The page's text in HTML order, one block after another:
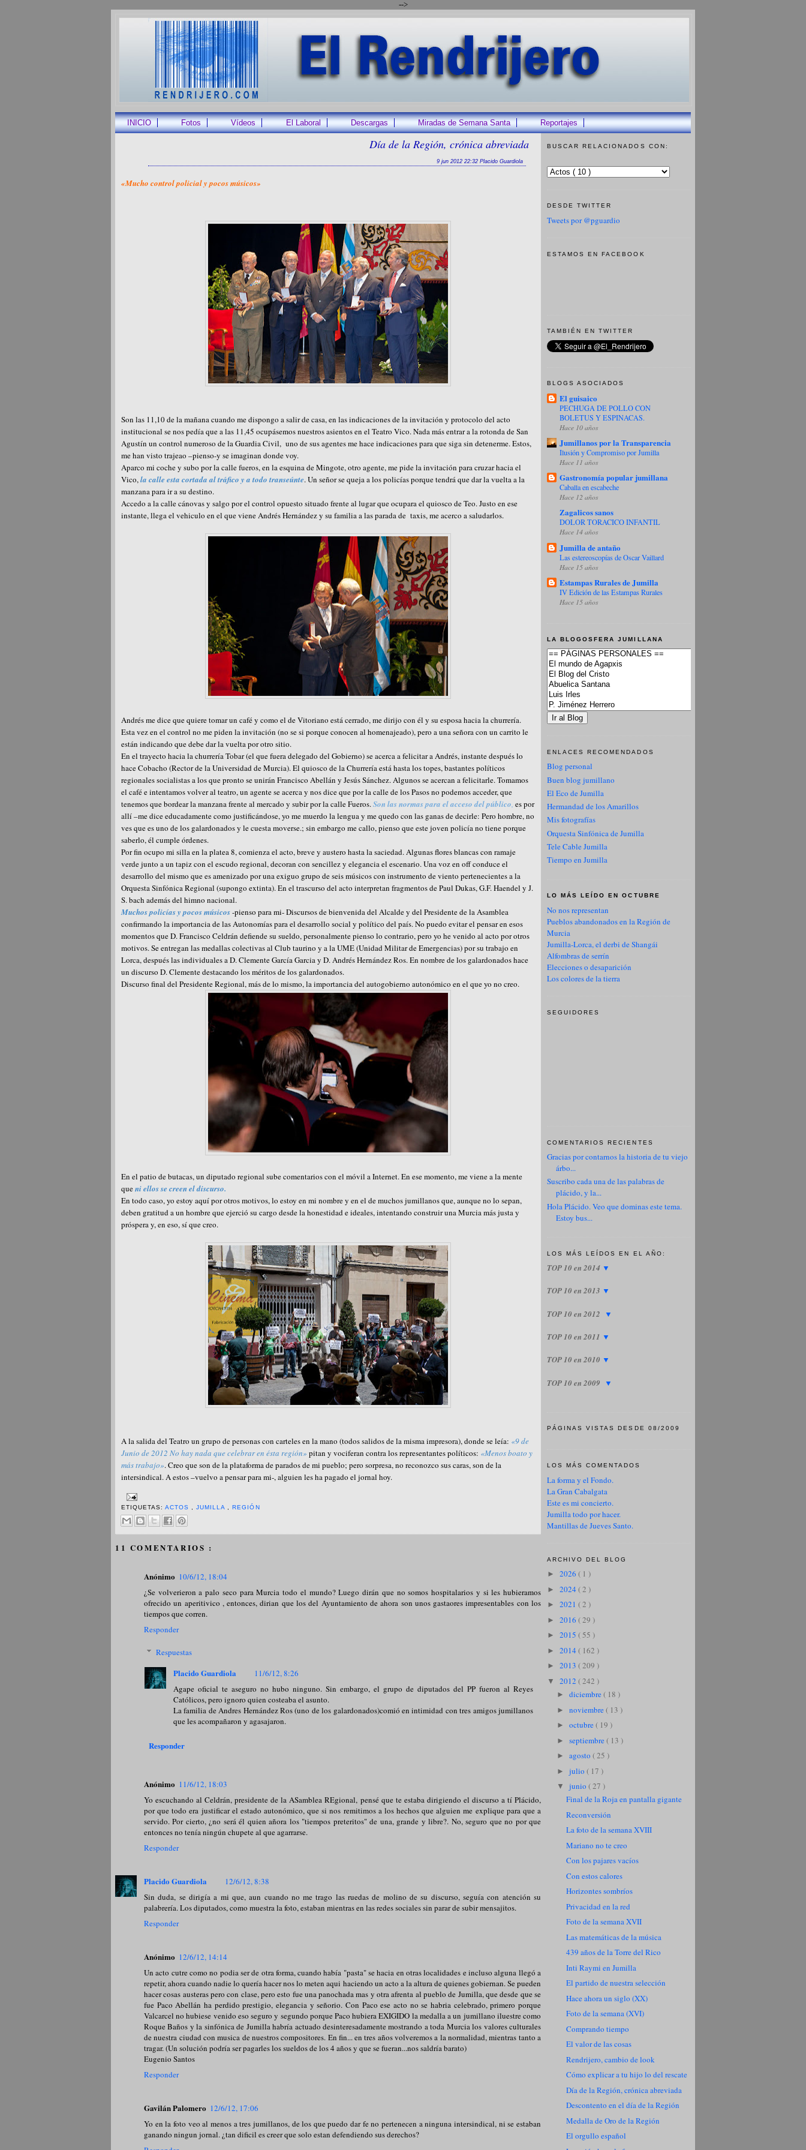
-->
INICIO Fotos Vídeos El Laboral Descargas Miradas de Semana Santa Reportajes
Día de la Región, crónica abreviada
9 jun 2012 22:32 Placido Guardiola
«Mucho control policial y pocos músicos»
Son las 11,10 de la mañana cuando me dispongo a salir de casa, en las indicaciones de la invitación y protocolo del acto
institucional se nos pedía que a las 11,45 ocupásemos nuestros asientos en el Teatro Vico. Nada más entrar a la rotonda de San
Agustín un control numeroso de la Guardia Civil, uno de sus agentes me hace indicaciones para que siga sin detenerme. Estos,
me han visto trajeao –pienso-y se imaginan donde voy.
Aparco mi coche y subo por la calle fueros, en la esquina de Mingote, otro agente, me pide la invitación para cruzar hacia el
Vico, la calle esta cortada al tráfico y a todo transeúnte. Un señor se queja a los policías porque tendrá que dar la vuelta a la
manzana para ir a su destino.
Accedo a la calle cánovas y salgo por el control opuesto situado frente al lugar que ocupara el quiosco de Teo. Justo en ese
instante, llega el vehiculo en el que viene Andrés Hernández y su familia a las parada de taxis, me acerco a saludarlos.
Andrés me dice que quiere tomar un café y como el de Vitoriano está cerrado, me dirijo con él y su esposa hacia la churrería.
Esta vez en el control no me piden la invitación (no se si porque conocen al homenajeado), pero a una señora con un carrito le
están indicando que debe dar la vuelta por otro sitio.
En el trayecto hacia la churrería Tobar (el que fuera delegado del Gobierno) se acerca a felicitar a Andrés, instante después lo
hace Cobacho (Rector de la Universidad de Murcia). El quiosco de la Churrería está hasta los topes, bastantes políticos
regionales socialistas a los que pronto se unirán Francisco Abellán y Jesús Sánchez. Algunos se acercan a felicitarle. Tomamos
el café e intentamos volver al teatro, un agente se acerca y nos dice que por la calle de los Pasos no podemos acceder, que
tenemos que bordear la manzana frente al mercado y subir por la calle Fueros. Son las normas para el acceso del público es por
allí –me dice educadamente como justificándose, yo me muerdo la lengua y me quedo con las ganas de decirle: Pero hombre, no
ves que es uno de los galardonados y le cuesta moverse.; sin embargo me callo, pienso que este joven policía no tiene porque
saberlo, él cumple órdenes.
Por fin ocupo mi silla en la platea 8, comienza el acto, breve y austero hasta la saciedad. Algunas flores blancas con ramaje
verde junto a un tapiz con el escudo regional, decoran con sencillez y elegancia el escenario. Una voz en off conduce el
desarrollo del mismo que es amenizado por una exiguo grupo de seis músicos con instrumento de viento pertenecientes a la
Orquesta Sinfónica Regional (supongo extinta). En el trascurso del acto interpretan fragmentos de Paul Dukas, G.F. Haendel y J.
S. bach además del himno nacional.
Muchos policías y pocos músicos-pienso para mi- Discursos de bienvenida del Alcalde y del Presidente de la Asamblea
confirmando la importancia de las Autonomías para el desarrollo social y político del país. No puedo evitar el pensar en esos
momentos que D. Francisco Celdrán defiende su sueldo, personalmente pienso lo contrario, pero yo he venido al acto por otros
motivos. Se entregan las medallas colectivas al Club taurino y a la UME (Unidad Militar de Emergencias) por su trabajo en
Lorca, después las individuales a D. Clemente García Garcia y D. Andrés Hernández Ros. En nombre de los galardonados hace
un discurso D. Clemente destacando los méritos de los galardonados.
Discurso final del Presidente Regional, más de lo mismo, la importancia del autogobierno autonómico en el que yo no creo.
En el patio de butacas, un diputado regional sube comentarios con el móvil a Internet. En ese momento, me viene a la mente
queni ellos se creen el discurso.
En todo caso, yo estoy aquí por otros motivos, lo estoy en mi nombre y en el de muchos jumillanos que, aunque no lo sepan,
deben gratitud a un hombre que ejerció su cargo desde la honestidad e ideales, intentando construir una Murcia más justa y
próspera y, en eso, sí que creo.
A la salida del Teatro un grupo de personas con carteles en la mano (todos salidos de la misma impresora), donde se leía: «9 de
Junio de 2012 No hay nada que celebrar en ésta región» pitan y vociferan contra los representantes políticos: «Menos boato y
más trabajo». Creo que son de la plataforma de parados de mi pueblo; pero sorpresa, no reconozco sus caras, son de la
intersindical. A estos –vuelvo a pensar para mi-, alguien les ha pagado el jornal hoy.
ETIQUETAS:ACTOS ,JUMILLA ,REGIÓN
11 COMENTARIOS :
Anónimo 10/6/12, 18:04
¿Se volverieron a palo seco para Murcia todo el mundo? Luego dirán que no somos hospitalarios y si les hubieramos
ofrecido un aperitivico , entonces, dirian que los del Ayuntamiento de ahora son unos gastaores impresentables con los
tiempos que corren.
Responder
Respuestas
Placido Guardiola
11/6/12, 8:26
Agape oficial te aseguro no hubo ninguno. Sin embargo, el grupo de diputados del PP fueron al Reyes
Católicos, pero ignoro quien costeaba el asunto.
La familia de Andres Hernández Ros (uno de los galardonados)comió en intimidad con tres amigos jumillanos
que les acompañaron y agasajaron.
Responder
Anónimo 11/6/12, 18:03
Yo escuchando al Celdrán, presidente de la ASamblea REgional, pensé que te estaba dirigiendo el discurso a tí Plácido,
por que todo era justificar el estado autonómico, que si nos remitimos a los hechos que alguien me explique para que a
servido. Por cierto, ¿no será él quien añora los "tiempos preteritos" de una, grande y libre?. No, seguro que no por que
entonces no tenía ningún chupete al que agarrarse.
Responder
Placido Guardiola
12/6/12, 8:38
Sin duda, se dirigía a mi que, aun cuando no me trago las ruedas de molino de su discurso, seguía con atención su
palabrería. Los diputados, como muestra la foto, estaban mientras en las redes sociales sin parar de subir mensajitos.
Responder
Anónimo 12/6/12, 14:14
Un acto cutre como no podia ser de otra forma, cuando había "pasta" se hacia en otras localidades e incluso alguna llegó a
repetir, ahora cuando nadie lo quería hacer nos lo meten aqui haciendo un acto a la altura de quienes gobiernan. Se pueden
hacer cosas austeras pero con clase, pero esto fue una panochada mas y otra afrenta al pueblo de Jumilla, que desde que se
fue Paco Abellán ha perdido prestigio, elegancia y señorio. Con Paco ese acto no se habria celebrado, primero porque
Valcarcel no hubiese venido eso seguro y segundo porque Paco hubiera EXIGIDO la medalla a un jumillano iluestre como
Roque Baños y la sinfónica de Jumilla habría actuado desinteresadamente mostrando a toda Murcia los valores culturales
de nuestra ciudad con musica de nuestros compositores. En fin... en tres años volveremos a la normalidad, mientras tanto a
tragar. (Un solución podría ser pagarles los sueldos de los 4 años y que se fueran...nos saldría barato)
Eugenio Santos
Responder
Gavilán Palomero 12/6/12, 17:06
Yo en la foto veo al menos a tres jumillanos, de los que puedo dar fe no pertenecen a ninguna intersindical, ni se estaban
ganando ningun jornal. ¿tan dificil es creer que solo estan defendiendo sus derechos?
BUSCAR RELACIONADOS CON:
DESDE TWITTER
Tweets por @pguardio
ESTAMOS EN FACEBOOK
TAMBIÉN EN TWITTER
BLOGS ASOCIADOS
El guisaico
PECHUGA DE POLLO CON
BOLETUS Y ESPINACAS.
Hace 10 años
Jumillanos por la Transparencia
Ilusión y Compromiso por Jumilla
Hace 11 años
Gastronomía popular jumillana
Caballa en escabeche
Hace 12 años
Zagalicos sanos
DOLOR TORACICO INFANTIL
Hace 14 años
Jumilla de antaño
Las estereoscopías de Oscar Vaillard
Hace 15 años
Estampas Rurales de Jumilla
IV Edición de las Estampas Rurales
Hace 15 años
LA BLOGOSFERA JUMILLANA
ENLACES RECOMENDADOS
Blog personal
Buen blog jumillano
El Eco de Jumilla
Hermandad de los Amarillos
Mis fotografías
Orquesta Sinfónica de Jumilla
Tele Cable Jumilla
Tiempo en Jumilla
LO MÁS LEÍDO EN OCTUBRE
No nos representan
Pueblos abandonados en la Región de
Murcia
Jumilla-Lorca, el derbi de Shangái
Alfombras de serrín
Elecciones o desaparición
Los colores de la tierra
SEGUIDORES
COMENTARIOS RECIENTES
Gracias por contarnos la historia de tu viejo
árbo...
Suscribo cada una de las palabras de
plácido, y la...
Hola Plácido. Veo que dominas este tema.
Estoy bus...
LOS MÁS LEÍDOS EN EL AÑO:
TOP 10 en 2014 ▼
TOP 10 en 2013 ▼
TOP 10 en 2012 ▼
TOP 10 en 2011 ▼
TOP 10 en 2010 ▼
TOP 10 en 2009 ▼
PÁGINAS VISTAS DESDE 08/2009
LOS MÁS COMENTADOS
La forma y el Fondo.
La Gran Cabalgata
Este es mi concierto.
Jumilla todo por hacer.
Mantillas de Jueves Santo.
ARCHIVO DEL BLOG
► 2026 ( 1 )
► 2024 ( 2 )
► 2021 ( 2 )
► 2016 ( 29 )
► 2015 ( 55 )
► 2014 ( 162 )
► 2013 ( 209 )
▼ 2012 ( 242 )
► diciembre( 18 )
► noviembre( 13 )
► octubre( 19 )
► septiembre( 13 )
► agosto ( 25 )
► julio ( 17 )
▼ junio ( 27 )
Final de la Roja en pantalla gigante
Reconversión
La foto de la semana XVIII
Mariano no te creo
Con los pajares vacíos
Con estos calores
Horizontes sombríos
Privacidad en la red
Foto de la semana XVII
Las matemáticas de la música
439 años de la Torre del Rico
Inti Raymi en Jumilla
El partido de nuestra selección
Hace ahora un siglo (XX)
Foto de la semana (XVI)
Comprando tiempo
El valor de las cosas
Rendrijero, cambio de look
Cómo explicar a tu hijo lo del rescate
Día de la Región, crónica abreviada
Descontento en el día de la Región
Medalla de Oro de la Región
El orgullo español